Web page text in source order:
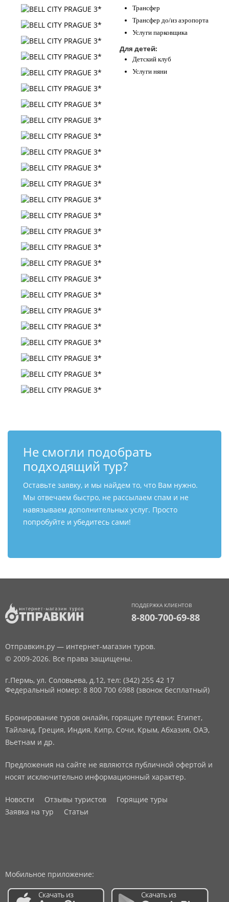
Трансфер
Трансфер до/из аэропорта
Услуги парковщика
Для детей:
Детский клуб
Услуги няни
Не смогли подобрать
подходящий тур?
Оставьте заявку, и мы найдем то, что Вам нужно.
Мы отвечаем быстро, не рассылаем спам и не
навязываем дополнительных услуг. Просто
попробуйте и убедитесь сами!
ПОДДЕРЖКА КЛИЕНТОВ
8-800-700-69-88
Отправкин.ру — интернет-магазин туров.
© 2009-2026. Все права защищены.
г.Пермь, ул. Соловьева, д.12, тел: (342) 255 42 17
Федеральный номер: 8 800 700 6988 (звонок бесплатный)
Бронирование туров онлайн, горящие путевки: Египет,
Тайланд, Греция, Индия, Кипр, Сочи, Крым, Абхазия, ОАЭ,
Вьетнам и др.
Предложения на сайте не являются публичной офертой и
носят исключительно информационный характер.
Новости Отзывы туристов
Горящие туры
Заявка на тур
Статьи
Мобильное приложение: